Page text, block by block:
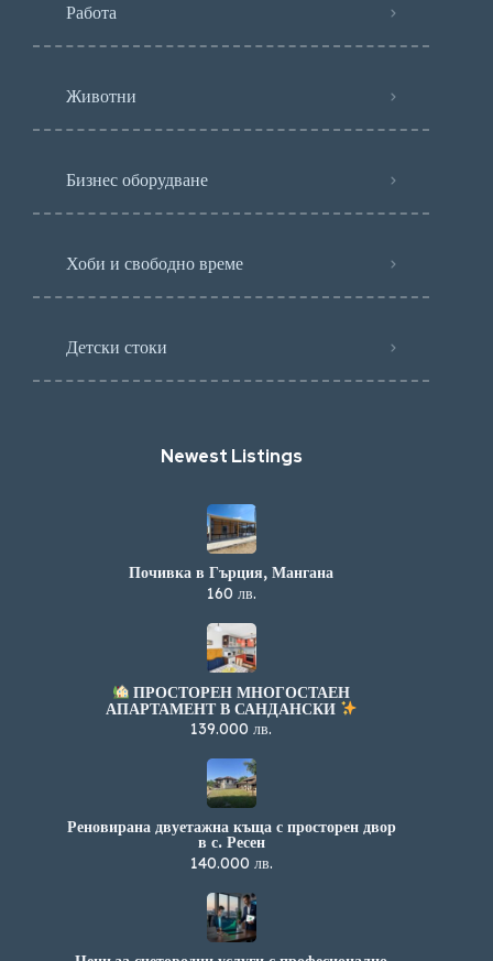
Работа
Животни
Бизнес оборудване
Хоби и свободно време
Детски стоки
Newest Listings​
Почивка в Гърция, Мангана
160 лв.
ПРОСТОРЕН МНОГОСТАЕН
АПАРТАМЕНТ В САНДАНСКИ
139.000 лв.
Реновирана двуетажна къща с просторен двор
в с. Ресен
140.000 лв.